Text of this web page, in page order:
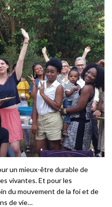
un mieux-être durable de
vivantes. Et pour les
du mouvement de la foi et de
de vie…